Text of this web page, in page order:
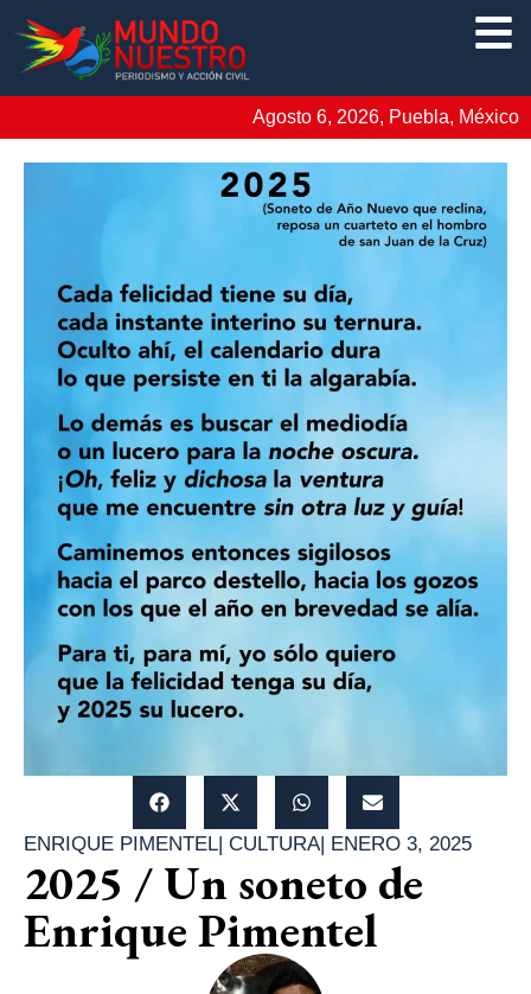
Agosto 6, 2026, Puebla, México
ENRIQUE PIMENTEL| CULTURA| ENERO 3, 2025
2025 / Un soneto de
Enrique Pimentel